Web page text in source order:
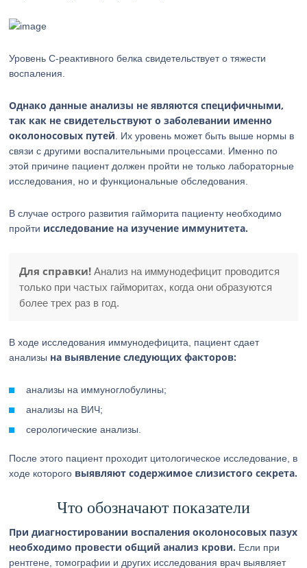
Уровень С-реактивного белка свидетельствует о тяжести
воспаления.
Однако данные анализы не являются специфичными,
так как не свидетельствуют о заболевании именно
околоносовых путей . Их уровень может быть выше нормы в
связи с другими воспалительными процессами. Именно по
этой причине пациент должен пройти не только лабораторные
исследования, но и функциональные обследования.
В случае острого развития гайморита пациенту необходимо
пройти исследование на изучение иммунитета.
Для справки! Анализ на иммунодефицит проводится
только при частых гайморитах, когда они образуются
более трех раз в год.
В ходе исследования иммунодефицита, пациент сдает
анализы на выявление следующих факторов:
анализы на иммуноглобулины;
анализы на ВИЧ;
серологические анализы.
После этого пациент проходит цитологическое исследование, в
ходе которого выявляют содержимое слизистого секрета.
Что обозначают показатели
При диагностировании воспаления околоносовых пазух
необходимо провести общий анализ крови. Если при
рентгене, томографии и других исследования врач выявляет